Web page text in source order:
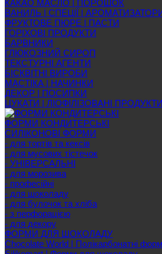
КАКАО МАСЛО | ПОРОШОК
ВАНИЛЬ | СПЕЦІЇ |
ФРУКТОВЕ ПЮРЕ | ПАСТИ
ГОРІХОВІ ПРОДУКТИ
БАРВНИКИ
ГЛЮКОЗНИЙ СИРОП
ТЕКСТУРНІ АГЕНТИ
БІСКВІТНІ ВИРОБИ
МАСТІКА | НАЧИНКИ
ДЕКОР | ПОСИПКИ
ЦУКАТИ | ЛІОФІЛІЗОВАНІ ПРОДУКТИ
ФОРМИ КОНДИТЕРСЬКІ
СИЛІКОНОВІ ФОРМИ
- для тортів та кексів
- для мусових тістечок
- УНІВЕРСАЛЬНІ
- для морозива
- професійні
- для шоколаду
- для булочок та хліба
- з перфорацією
- для декору
ФОРМИ ДЛЯ ШОКОЛАДУ
Chocolate World | Полікарбонатні